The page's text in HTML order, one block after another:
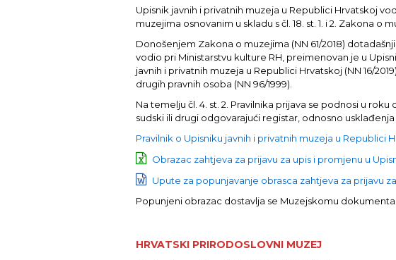
Upisnik javnih i privatnih muzeja u Republici Hrvatskoj
muzejima osnovanim u skladu s čl. 18. st. 1. i 2. Zakona o
Donošenjem Zakona o muzejima (NN 61/2018)
vodio pri Ministarstvu kulture RH, preimenovan je u
javnih i privatnih muzeja u Republici Hrvatskoj (NN 16/
drugih pravnih osoba (NN 96/1999).
Na temelju čl. 4. st. 2. Pravilnika prijava se podnosi u
sudski ili drugi odgovarajući registar, odnosno
Pravilnik o Upisniku javnih i privatnih muzeja u Republici
Obrazac zahtjeva za prijavu za upis i promjenu u
Upute za popunjavanje obrasca zahtjeva za prijavu
Popunjeni obrazac dostavlja se Muzejskomu
HRVATSKI PRIRODOSLOVNI MUZEJ